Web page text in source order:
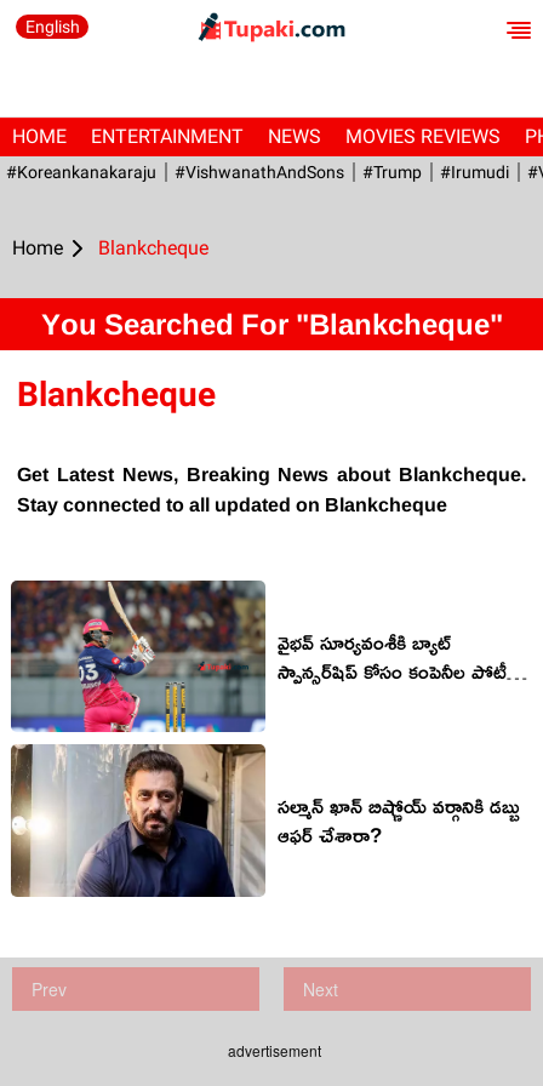
English
HOME ENTERTAINMENT NEWS MOVIES REVIEWS
#Koreankanakaraju #VishwanathAndSons #Trump #irumudi
Home Blankcheque
You Searched For "Blankcheque"
Blankcheque
Get Latest News, Breaking News about Blankcheque.
Stay connected to all updated on Blankcheque
వైభవ్ సూర్యవంశీకి బ్యాట్
స్పాన్సర్‌షిప్ కోసం కంపెనీల పోటీ..
సల్మాన్ ఖాన్ బిష్ణోయ్ వర్గానికి డబ్బు
ఆఫర్ చేశారా?
Prev Next
advertisement